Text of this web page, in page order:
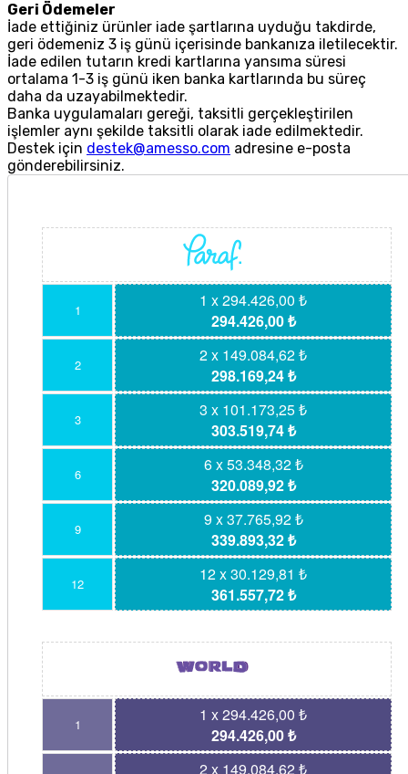
Geri Ödemeler
İade ettiğiniz ürünler iade şartlarına uyduğu takdirde,
geri ödemeniz 3 iş günü içerisinde bankanıza iletilecektir.
İade edilen tutarın kredi kartlarına yansıma süresi
ortalama 1-3 iş günü iken banka kartlarında bu süreç
daha da uzayabilmektedir.
Banka uygulamaları gereği, taksitli gerçekleştirilen
işlemler aynı şekilde taksitli olarak iade edilmektedir.
Destek için destek@amesso.com adresine e-posta
gönderebilirsiniz.
1
1 x 294.426,00 ₺
294.426,00 ₺
2
2 x 149.084,62 ₺
298.169,24 ₺
3
3 x 101.173,25 ₺
303.519,74 ₺
6
6 x 53.348,32 ₺
320.089,92 ₺
9
9 x 37.765,92 ₺
339.893,32 ₺
12
12 x 30.129,81 ₺
361.557,72 ₺
1
1 x 294.426,00 ₺
294.426,00 ₺
2 x 149.084,62 ₺